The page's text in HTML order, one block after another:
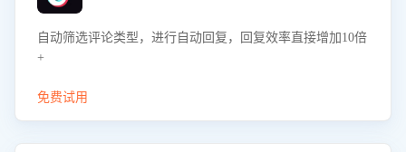
自动筛选评论类型，进行自动回复，回复效率直接增加10倍
+
免费试用